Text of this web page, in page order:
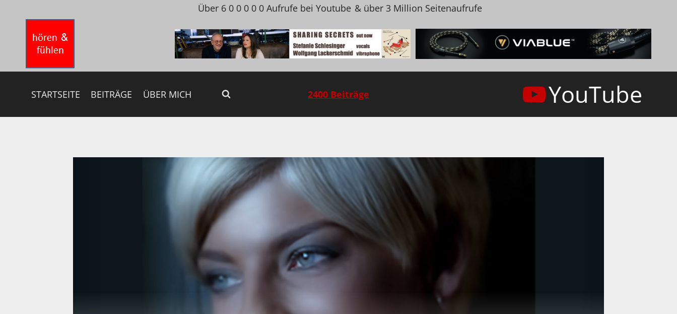
springen
Über 6 0 0 0 0 0 Aufrufe bei Youtube & über 3 Million Seitenaufrufe
STARTSEITE BEITRÄGE ÜBER MICH 2400 Beiträge YouTube